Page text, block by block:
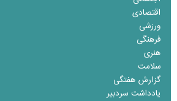
اقتصادی
ورزشی
فرهنگی
هنری
سلامت
گزارش هفتگی
یادداشت سردبیر